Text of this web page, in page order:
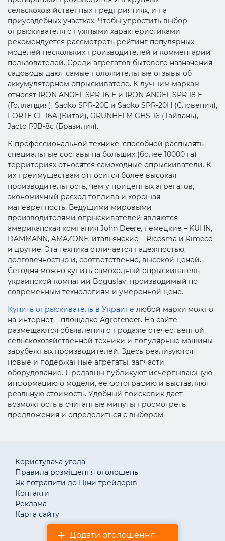
сельскохозяйственных предприятиях, и на
приусадебных участках. Чтобы упростить выбор
опрыскивателя с нужными характеристиками
рекомендуется рассмотреть рейтинг популярных
моделей нескольких производителей и комментарии
пользователей. Среди агрегатов бытового назначения
садоводы дают самые положительные отзывы об
аккумуляторном опрыскивателе. К лучшим маркам
относят IRON ANGEL SPR-16 E и IRON ANGEL SPR 18 E
(Голландия), Sadko SPR-20E и Sadko SPR-20H (Словения),
FORTE CL-16A (Китай), GRUNHELM GHS-16 (Тайвань),
Jacto PJB-8c (Бразилия).
К профессиональной технике, способной распылять
специальные составы на больших (более 10000 га)
территориях относятся самоходные опрыскиватели. К
их преимуществам относится более высокая
производительность, чем у прицепных агрегатов,
экономичный расход топлива и хорошая
маневренность. Ведущими мировыми
производителями опрыскивателей являются
американская компания John Deere, немецкие – KUHN,
DAMMANN, AMAZONE, итальянские – Ricosma и Rimeco
и другие. Эта техника отличается надежностью,
долговечностью и, соответственно, высокой ценой.
Сегодня можно купить самоходный опрыскиватель
украинской компании Boguslav, производимый по
современным технологиям и умеренной цене.
Купить опрыскиватель в Украине любой марки можно
на интернет – площадке Agrotender. На сайте
размещаются объявления о продаже отечественной
сельскохозяйственной техники и популярные машины
зарубежных производителей. Здесь реализуются
новые и подержанные агрегаты, запчасти,
оборудование. Продавцы публикуют исчерпывающую
информацию о модели, ее фотографию и выставляют
реальную стоимость. Удобный поисковик дает
возможность в считанные минуты просмотреть
предложения и определиться с выбором.
Додати оголошення
Користувача угода
Правила розміщення оголошень
Як потрапити до Ціни трейдерів
Контакти
Реклама
Карта сайту